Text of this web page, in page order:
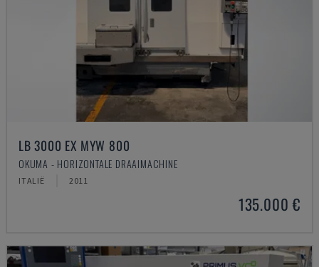
LB 3000 EX MYW 800
OKUMA - HORIZONTALE DRAAIMACHINE
ITALIË 2011
135.000 €